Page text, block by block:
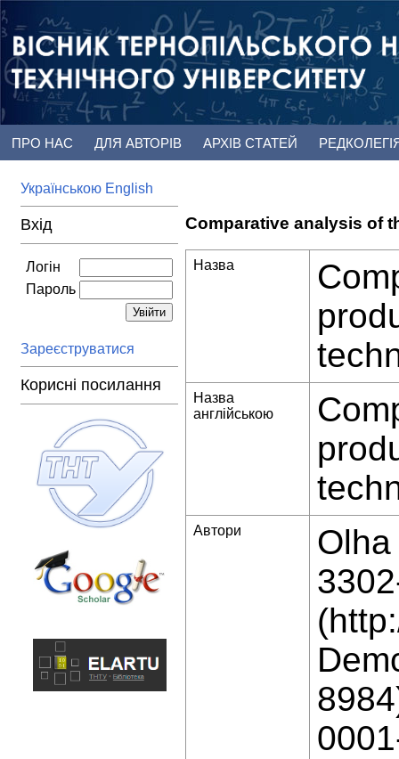
ПРО НАС ДЛЯ АВТОРІВ АРХІВ СТАТЕЙ
Українською English
Вхід
Логін
Пароль
Зареєструватися
Корисні посилання
Comparative analysis of
Назва
Назва
англійською
Автори